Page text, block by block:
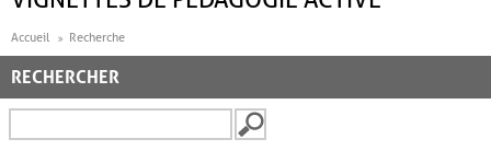
Accueil Recherche
RECHERCHER